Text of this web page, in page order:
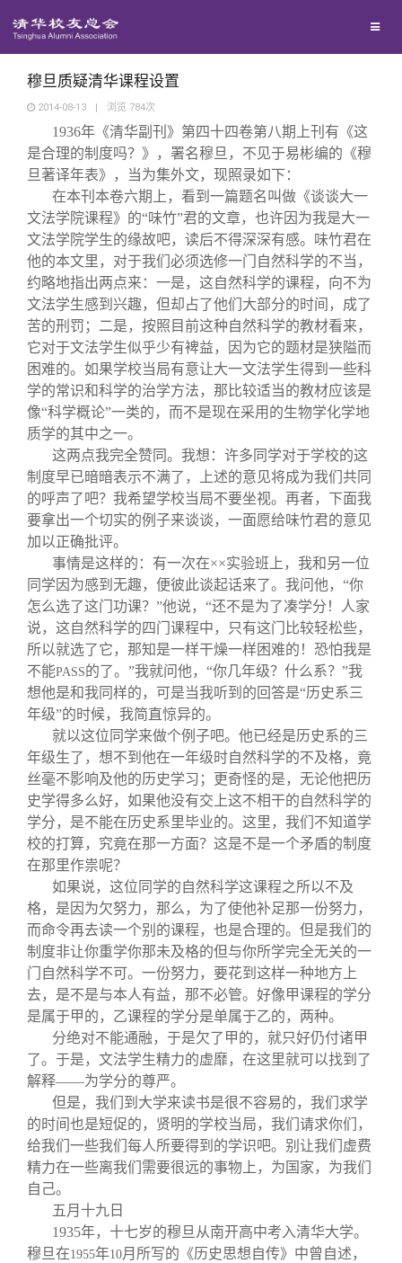
西南联大校友会
义工计划
新媒体平台
青春风采
校友文苑
校友讲坛
校友视界
校友服务
终身学习
信息化服务
三创大赛
实用信息
校友总会
总会简介
会长致辞
总会章程
理事会名单
制度法规
联系我们
关闭
穆旦质疑清华课程设置
2014-08-13 | 浏览 784次
1936年《清华副刊》第四十四卷第八期上刊有《这
是合理的制度吗？》，署名穆旦，不见于易彬编的《穆
旦著译年表》，当为集外文，现照录如下：
在本刊本卷六期上，看到一篇题名叫做《谈谈大一
文法学院课程》的“味竹”君的文章，也许因为我是大一
文法学院学生的缘故吧，读后不得深深有感。味竹君在
他的本文里，对于我们必须选修一门自然科学的不当，
约略地指出两点来：一是，这自然科学的课程，向不为
文法学生感到兴趣，但却占了他们大部分的时间，成了
苦的刑罚；二是，按照目前这种自然科学的教材看来，
它对于文法学生似乎少有裨益，因为它的题材是狭隘而
困难的。如果学校当局有意让大一文法学生得到一些科
学的常识和科学的治学方法，那比较适当的教材应该是
像“科学概论”一类的，而不是现在采用的生物学化学地
质学的其中之一。
这两点我完全赞同。我想：许多同学对于学校的这
制度早已暗暗表示不满了，上述的意见将成为我们共同
的呼声了吧？我希望学校当局不要坐视。再者，下面我
要拿出一个切实的例子来谈谈，一面愿给味竹君的意见
加以正确批评。
事情是这样的：有一次在××实验班上，我和另一位
同学因为感到无趣，便彼此谈起话来了。我问他，“你
怎么选了这门功课？”他说，“还不是为了凑学分！人家
说，这自然科学的四门课程中，只有这门比较轻松些，
所以就选了它，那知是一样干燥一样困难的！恐怕我是
不能PASS的了。”我就问他，“你几年级？什么系？”我
想他是和我同样的，可是当我听到的回答是“历史系三
年级”的时候，我简直惊异的。
就以这位同学来做个例子吧。他已经是历史系的三
年级生了，想不到他在一年级时自然科学的不及格，竟
丝毫不影响及他的历史学习；更奇怪的是，无论他把历
史学得多么好，如果他没有交上这不相干的自然科学的
学分，是不能在历史系里毕业的。这里，我们不知道学
校的打算，究竟在那一方面？这是不是一个矛盾的制度
在那里作祟呢？
如果说，这位同学的自然科学这课程之所以不及
格，是因为欠努力，那么，为了使他补足那一份努力，
而命令再去读一个别的课程，也是合理的。但是我们的
制度非让你重学你那未及格的但与你所学完全无关的一
门自然科学不可。一份努力，要花到这样一种地方上
去，是不是与本人有益，那不必管。好像甲课程的学分
是属于甲的，乙课程的学分是单属于乙的，两种。
分绝对不能通融，于是欠了甲的，就只好仍付诸甲
了。于是，文法学生精力的虚靡，在这里就可以找到了
解释——为学分的尊严。
但是，我们到大学来读书是很不容易的，我们求学
的时间也是短促的，贤明的学校当局，我们请求你们，
给我们一些我们每人所要得到的学识吧。别让我们虚费
精力在一些离我们需要很远的事物上，为国家，为我们
自己。
五月十九日
1935年，十七岁的穆旦从南开高中考入清华大学。
穆旦在1955年10月所写的《历史思想自传》中曾自述，